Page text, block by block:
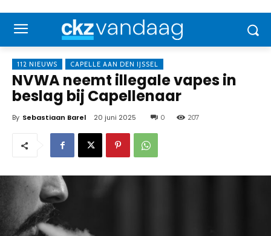
112 NIEUWS CAPELLE AAN DEN IJSSEL
NVWA neemt illegale vapes in
beslag bij Capellenaar
By Sebastiaan Barel 20 juni 2025 0 207